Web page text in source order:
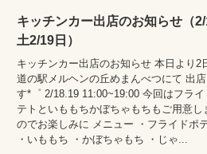
キッチンカー出店のお知らせ（
土2/19日）
キッチンカー出店のお知らせ 本日より2
道の駅メルヘンの丘めまんべつにて 出店
す*゜ 2/18.19 11:00~19:00 今回はフライ
テトといももちかぼちゃもちもご用意し
のでお楽しみに メニュー ・フライドポ
・いももち ・かぼちゃもち ・じゃ...